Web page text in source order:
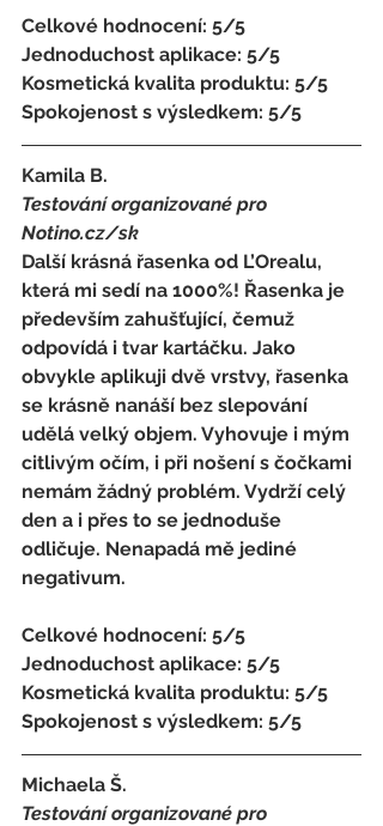
Celkové hodnocení: 5/5
Jednoduchost aplikace: 5/5
Kosmetická kvalita produktu: 5/5
Spokojenost s výsledkem: 5/5
Kamila B.
Testování organizované pro
Notino.cz/sk
Další krásná řasenka od L’Orealu,
která mi sedí na 1000%! Řasenka je
především zahušťující, čemuž
odpovídá i tvar kartáčku. Jako
obvykle aplikuji dvě vrstvy, řasenka
se krásně nanáší bez slepování
udělá velký objem. Vyhovuje i mým
citlivým očím, i při nošení s čočkami
nemám žádný problém. Vydrží celý
den a i přes to se jednoduše
odličuje. Nenapadá mě jediné
negativum.
Celkové hodnocení: 5/5
Jednoduchost aplikace: 5/5
Kosmetická kvalita produktu: 5/5
Spokojenost s výsledkem: 5/5
Michaela Š.
Testování organizované pro